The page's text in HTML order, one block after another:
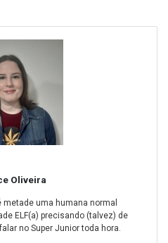
Oliveira
metade uma humana normal
ELF(a) precisando (talvez) de
no Super Junior toda hora.